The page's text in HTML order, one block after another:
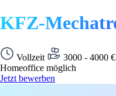
KFZ-
Vollzeit 3000 - 4000
Homeoffice möglich
Jetzt bewerben